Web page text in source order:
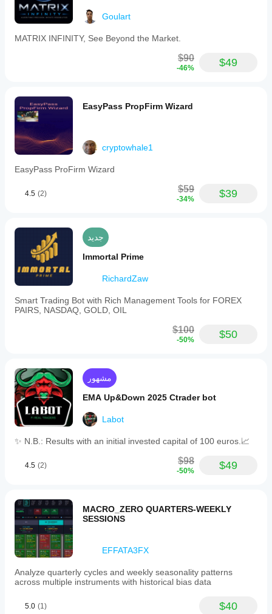
Goulart
MATRIX INFINITY, See Beyond the Market.
$90
-46% $49
EasyPass PropFirm Wizard
cryptowhale1
EasyPass ProFirm Wizard
4.5 (2) $59
-34% $39
جديد
Immortal Prime
RichardZaw
Smart Trading Bot with Rich Management Tools for FOREX
PAIRS, NASDAQ, GOLD, OIL
$100
-50% $50
مشهور
EMA Up&Down 2025 Ctrader bot
Labot
✨ N.B.: Results with an initial invested capital of 100 euros.📈
4.5 (2) $98
-50% $49
MACRO_ZERO QUARTERS-WEEKLY
SESSIONS
EFFATA3FX
Analyze quarterly cycles and weekly seasonality patterns
across multiple instruments with historical bias data
5.0 (1) $40